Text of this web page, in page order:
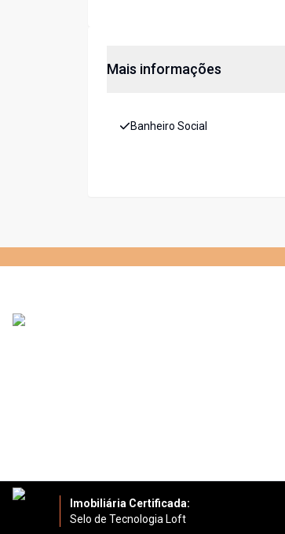
Mais informações
Banheiro Social
Imobiliária Certificada:
Selo de Tecnologia Loft